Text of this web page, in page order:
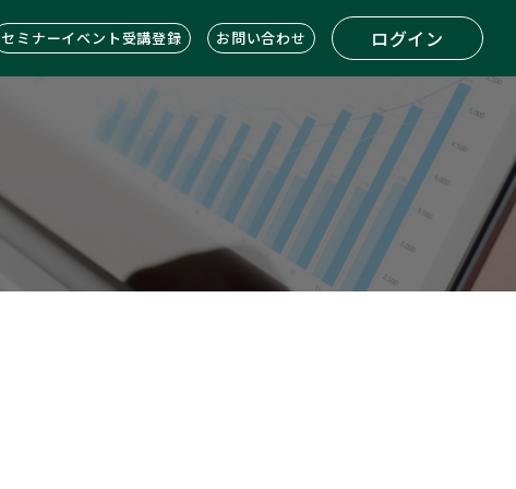
セミナーイベント受講登録 お問い合わせ ログイン